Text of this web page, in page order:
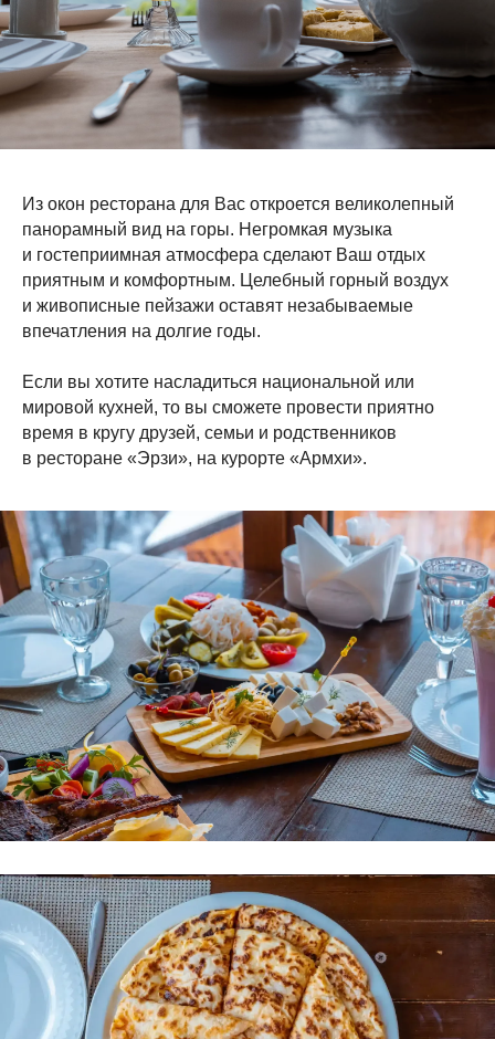
Из окон ресторана для Вас откроется великолепный
панорамный вид на горы. Негромкая музыка
и гостеприимная атмосфера сделают Ваш отдых
приятным и комфортным. Целебный горный воздух
и живописные пейзажи оставят незабываемые
впечатления на долгие годы.
Если вы хотите насладиться национальной или
мировой кухней, то вы сможете провести приятно
время в кругу друзей, семьи и родственников
в ресторане «Эрзи», на курорте «Армхи».